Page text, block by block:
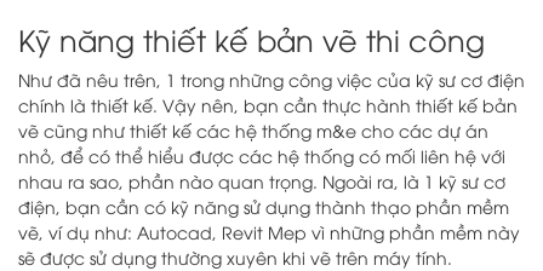
Kỹ năng thiết kế bản vẽ thi công
Như đã nêu trên, 1 trong những công việc của kỹ sư cơ điện
chính là thiết kế. Vậy nên, bạn cần thực hành thiết kế bản
vẽ cũng như thiết kế các hệ thống m&e cho các dự án
nhỏ, để có thể hiểu được các hệ thống có mối liên hệ với
nhau ra sao, phần nào quan trọng. Ngoài ra, là 1 kỹ sư cơ
điện, bạn cần có kỹ năng sử dụng thành thạo phần mềm
vẽ, ví dụ như: Autocad, Revit Mep vì những phần mềm này
sẽ được sử dụng thường xuyên khi vẽ trên máy tính.